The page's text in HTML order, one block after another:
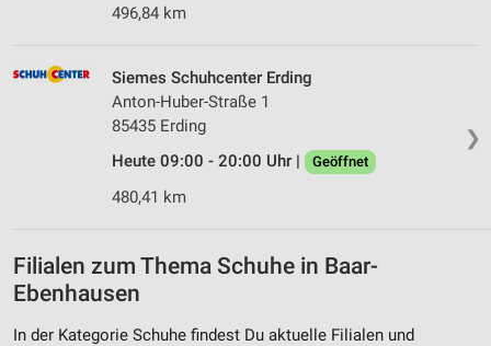
496,84 km
❯
Siemes Schuhcenter Erding
Anton-Huber-Straße 1
85435 Erding
Heute 09:00 - 20:00 Uhr |
Geöffnet
480,41 km
Filialen zum Thema Schuhe in Baar-
Ebenhausen
In der Kategorie Schuhe findest Du aktuelle Filialen und